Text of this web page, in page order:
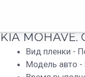
содержимому
KIA
Вид пленки -
Модель авто -